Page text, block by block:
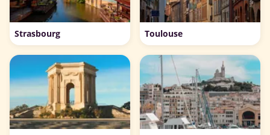
Strasbourg Toulouse